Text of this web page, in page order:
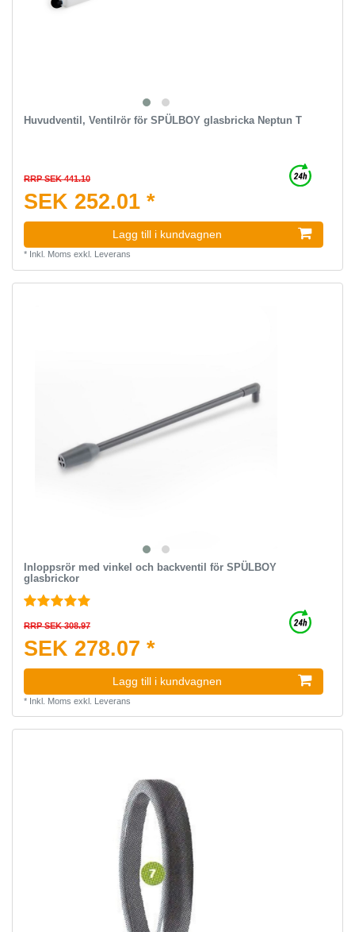
Huvudventil, Ventilrör för SPÜLBOY glasbricka Neptun T
RRP SEK 441.10
SEK 252.01 *
Lagg till i kundvagnen
* Inkl. Moms exkl. Leverans
Inloppsrör med vinkel och backventil för SPÜLBOY
glasbrickor
RRP SEK 308.97
SEK 278.07 *
Lagg till i kundvagnen
* Inkl. Moms exkl. Leverans